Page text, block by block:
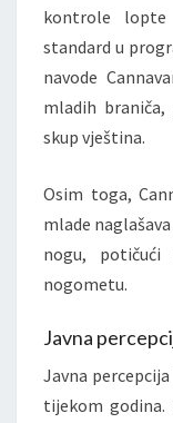
kontrole
standard u
navode
mladih
skup vještina.
Osim toga,
mlade
nogu,
nogometu.
Javna
Javna
tijekom godina.